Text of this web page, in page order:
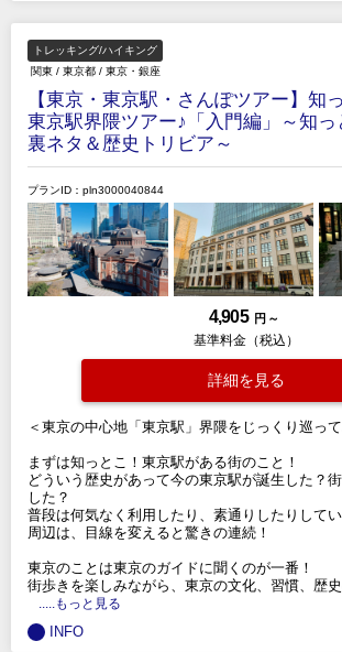
トレッキング/ハイキング
関東 / 東京都 / 東京・銀座
【東京・東京駅・さんぽツアー】知
東京駅界隈ツアー♪「入門編」～知
裏ネタ＆歴史トリビア～
プランID：pln3000040844
4,905 円 ～
基準料金（税込）
詳細を見る
＜東京の中心地「東京駅」界隈をじっくり巡っ
まずは知っとこ！東京駅がある街のこと！
どういう歴史があって今の東京駅が誕生した？
した？
普段は何気なく利用したり、素通りしたりして
周辺は、目線を変えると驚きの連続！
東京のことは東京のガイドに聞くのが一番！
街歩きを楽しみながら、東京の文化、習慣、歴
.....もっと見る
INFO